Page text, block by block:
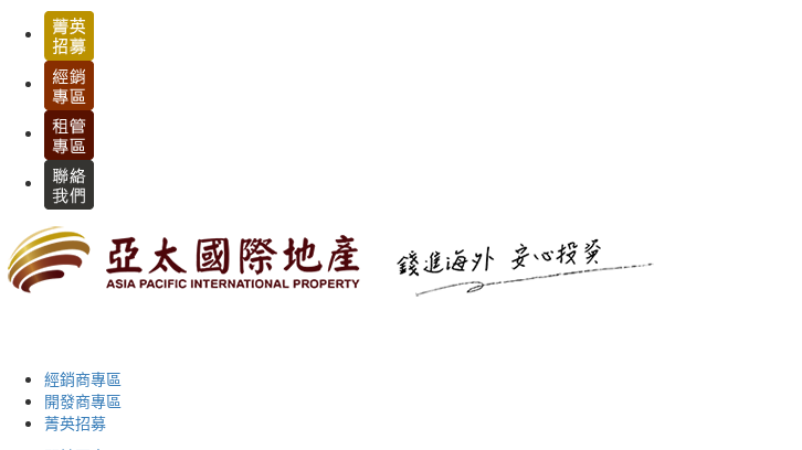
經銷商專區
開發商專區
菁英招募